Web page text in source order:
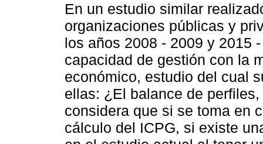
En un estudio similar
organizaciones públicas y
los años 2008 - 2009 y 2015
capacidad de gestión con la
económico, estudio del cual
ellas: ¿El balance de
considera que si se toma en
cálculo del ICPG, si existe